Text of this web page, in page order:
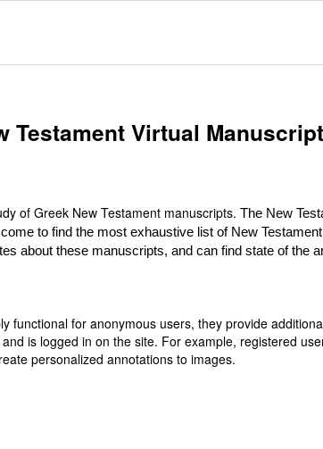
Testament Virtual
of Greek New Testament manuscripts. The New
to find the most exhaustive list of New
about these manuscripts, and can find state of the
functional for anonymous users, they provide
is logged in on the site. For example, registered
personalized annotations to images.